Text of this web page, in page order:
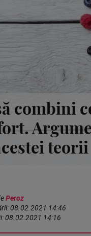
combini
teorii
Peroz
08.02.2021 14:46
08.02.2021 14:16